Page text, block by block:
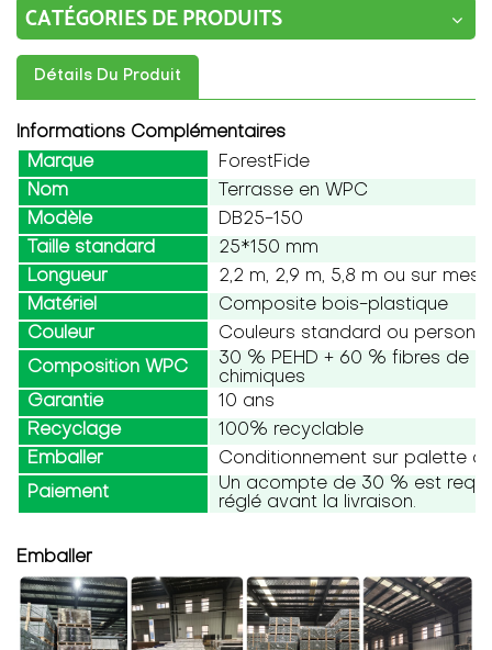
CATÉGORIES DE PRODUITS
Détails Du Produit
Informations Complémentaires
Marque
ForestFide
Nom
Terrasse en WPC
Modèle
DB25-150
Taille standard
25*150 mm
Longueur
2,2 m, 2,9 m, 5,8 m ou sur
Matériel
Composite bois-plastique
Couleur
Couleurs standard ou
Composition WPC
30 % PEHD + 60 % fibres de
chimiques
Garantie
10 ans
Recyclage
100% recyclable
Emballer
Conditionnement sur palette
Paiement
Un acompte de 30 % est
réglé avant la livraison.
Emballer